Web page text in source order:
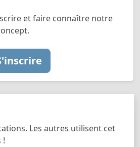
et faire connaître notre
Les autres utilisent cet
!